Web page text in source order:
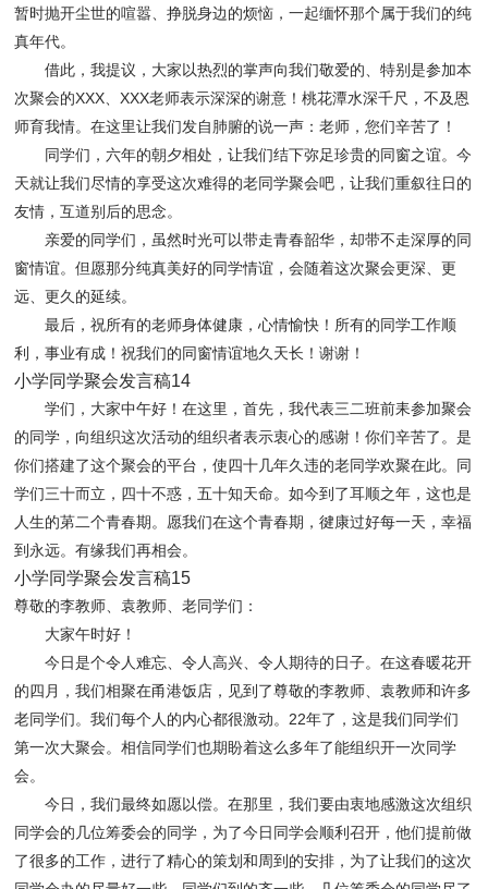
暂时抛开尘世的喧嚣、挣脱身边的烦恼，一起缅怀那个属于我们的纯
真年代。
借此，我提议，大家以热烈的掌声向我们敬爱的、特别是参加本
次聚会的XXX、XXX老师表示深深的谢意！桃花潭水深千尺，不及恩
师育我情。在这里让我们发自肺腑的说一声：老师，您们辛苦了！
同学们，六年的朝夕相处，让我们结下弥足珍贵的同窗之谊。今
天就让我们尽情的享受这次难得的老同学聚会吧，让我们重叙往日的
友情，互道别后的思念。
亲爱的同学们，虽然时光可以带走青春韶华，却带不走深厚的同
窗情谊。但愿那分纯真美好的同学情谊，会随着这次聚会更深、更
远、更久的延续。
最后，祝所有的老师身体健康，心情愉快！所有的同学工作顺
利，事业有成！祝我们的同窗情谊地久天长！谢谢！
小学同学聚会发言稿14
学们，大家中午好！在这里，首先，我代表三二班前耒参加聚会
的同学，向组织这次活动的组织者表示衷心的感谢！你们辛苦了。是
你们搭建了这个聚会的平台，使四十几年久违的老同学欢聚在此。同
学们三十而立，四十不惑，五十知天命。如今到了耳顺之年，这也是
人生的苐二个青春期。愿我们在这个青春期，徤康过好每一天，幸福
到永远。有缘我们再相会。
小学同学聚会发言稿15
尊敬的李教师、袁教师、老同学们：
大家午时好！
今日是个令人难忘、令人高兴、令人期待的日子。在这春暖花开
的四月，我们相聚在甬港饭店，见到了尊敬的李教师、袁教师和许多
老同学们。我们每个人的内心都很激动。22年了，这是我们同学们
第一次大聚会。相信同学们也期盼着这么多年了能组织开一次同学
会。
今日，我们最终如愿以偿。在那里，我们要由衷地感激这次组织
同学会的几位筹委会的同学，为了今日同学会顺利召开，他们提前做
了很多的工作，进行了精心的策划和周到的安排，为了让我们的这次